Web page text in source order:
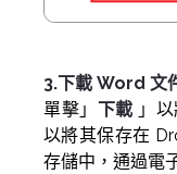
3.下載 Word 文
單擊」 下載 」
以將其保存在
存儲中，通過電